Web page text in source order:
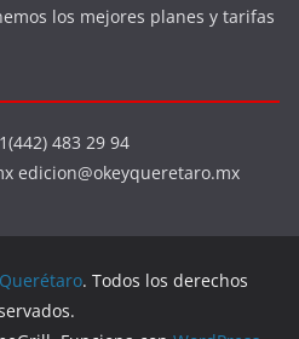
los mejores planes y tarifas
483 29 94
edicion@okeyqueretaro.mx
. Todos los derechos